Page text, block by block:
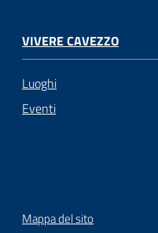
VIVERE CAVEZZO
Luoghi
Eventi
Mappa del sito